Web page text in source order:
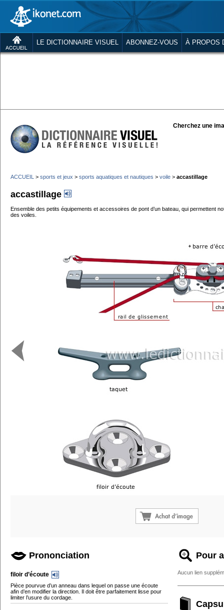
LE DICTIONNAIRE VISUEL ABONNEZ-VOUS À PROPOS
Cherchez une
ACCUEIL > sports et jeux > sports aquatiques et nautiques > voile > accastillage
accastillage
Ensemble des petits équipements et accessoires de pont d’un bateau, qui permettent
des voiles.
Prononciation
filoir d’écoute
Pièce pourvue d’un anneau dans lequel on passe une écoute
afin d’en modifier la direction. Il doit être parfaitement lisse pour
limiter l’usure du cordage.
Pour
Aucun lien